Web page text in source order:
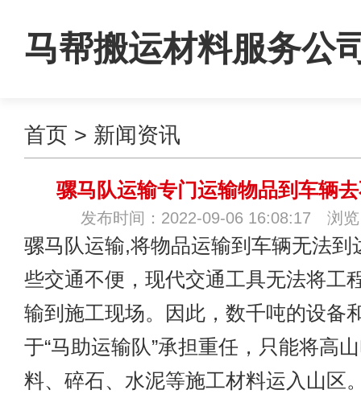
马帮搬运材料服务公
首页 > 新闻资讯
骡马队运输专门运输物品到车辆
发布时间：2022-09-06 16:08:17 浏览
骡马队运输,将物品运输到车辆无法到
些交通不便，现代交通工具无法将工
输到施工现场。因此，数千吨的设备
于“马助运输队”承担重任，只能将高
料、碎石、水泥等施工材料运入山区